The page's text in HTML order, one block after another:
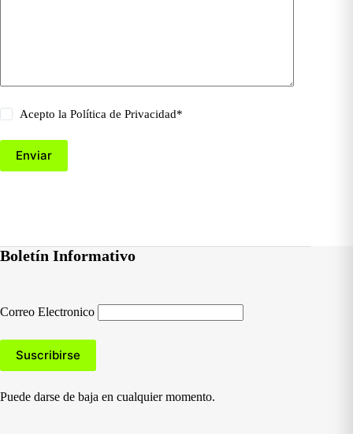
Acepto laPolítica de Privacidad*
Enviar
Boletín Informativo
Correo Electronico
Puede darse de baja en cualquier momento.